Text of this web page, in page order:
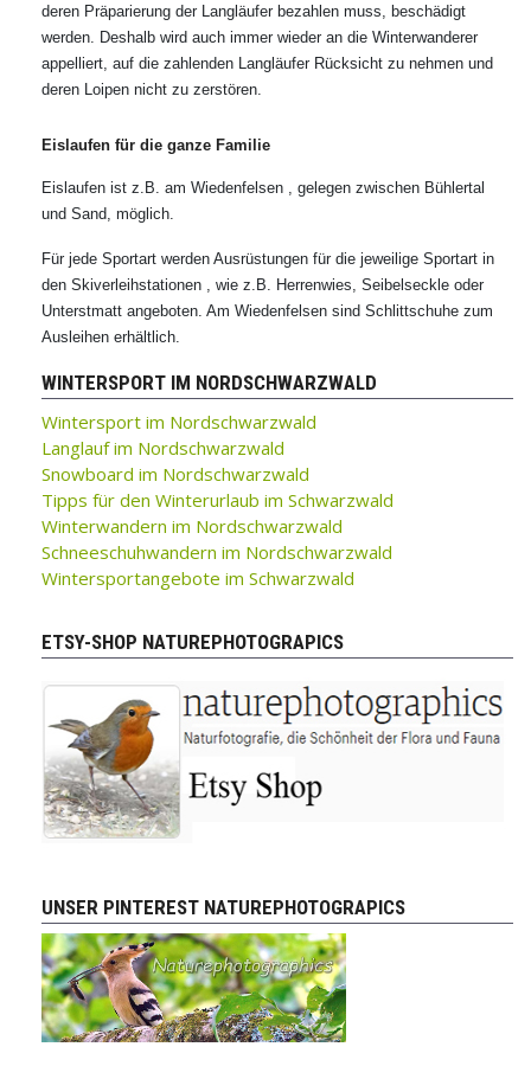
deren Präparierung der Langläufer bezahlen muss, beschädigt
werden. Deshalb wird auch immer wieder an die Winterwanderer
appelliert, auf die zahlenden Langläufer Rücksicht zu nehmen und
deren Loipen nicht zu zerstören.
Eislaufen für die ganze Familie
Eislaufen ist z.B. am Wiedenfelsen , gelegen zwischen Bühlertal
und Sand, möglich.
Für jede Sportart werden Ausrüstungen für die jeweilige Sportart in
den Skiverleihstationen , wie z.B. Herrenwies, Seibelseckle oder
Unterstmatt angeboten. Am Wiedenfelsen sind Schlittschuhe zum
Ausleihen erhältlich.
WINTERSPORT IM NORDSCHWARZWALD
Wintersport im Nordschwarzwald
Langlauf im Nordschwarzwald
Snowboard im Nordschwarzwald
Tipps für den Winterurlaub im Schwarzwald
Winterwandern im Nordschwarzwald
Schneeschuhwandern im Nordschwarzwald
Wintersportangebote im Schwarzwald
ETSY-SHOP NATUREPHOTOGRAPICS
UNSER PINTEREST NATUREPHOTOGRAPICS